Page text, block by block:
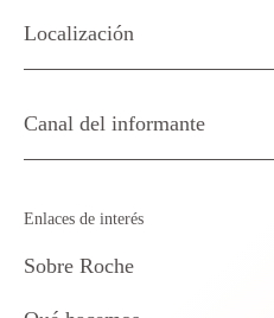
Localización
Canal del informante
Enlaces de interés
Sobre Roche